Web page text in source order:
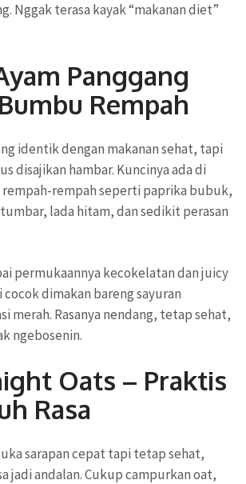
Nggak terasa kayak “makanan diet”
Panggang
Rempah
identik dengan makanan sehat, tapi
disajikan hambar. Kuncinya ada di
rempah-rempah seperti paprika bubuk,
lada hitam, dan sedikit perasan
permukaannya kecokelatan dan juicy
dimakan bareng sayuran
merah. Rasanya nendang, tetap sehat,
ngebosenin.
Oats – Praktis
Rasa
sarapan cepat tapi tetap sehat,
jadi andalan. Cukup campurkan oat,